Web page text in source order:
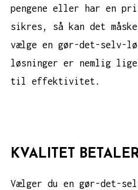
pengene eller har en
sikres, så kan det
vælge en gør-det-selv-
løsninger er nemlig lige
til effektivitet.
KVALITET
Vælger du en gør-det-